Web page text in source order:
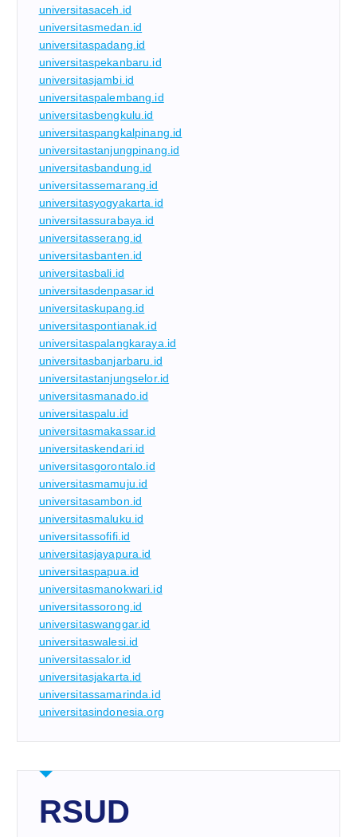
universitasaceh.id
universitasmedan.id
universitaspadang.id
universitaspekanbaru.id
universitasjambi.id
universitaspalembang.id
universitasbengkulu.id
universitaspangkalpinang.id
universitastanjungpinang.id
universitasbandung.id
universitassemarang.id
universitasyogyakarta.id
universitassurabaya.id
universitasserang.id
universitasbanten.id
universitasbali.id
universitasdenpasar.id
universitaskupang.id
universitaspontianak.id
universitaspalangkaraya.id
universitasbanjarbaru.id
universitastanjungselor.id
universitasmanado.id
universitaspalu.id
universitasmakassar.id
universitaskendari.id
universitasgorontalo.id
universitasmamuju.id
universitasambon.id
universitasmaluku.id
universitassofifi.id
universitasjayapura.id
universitaspapua.id
universitasmanokwari.id
universitassorong.id
universitaswanggar.id
universitaswalesi.id
universitassalor.id
universitasjakarta.id
universitassamarinda.id
universitasindonesia.org
RSUD